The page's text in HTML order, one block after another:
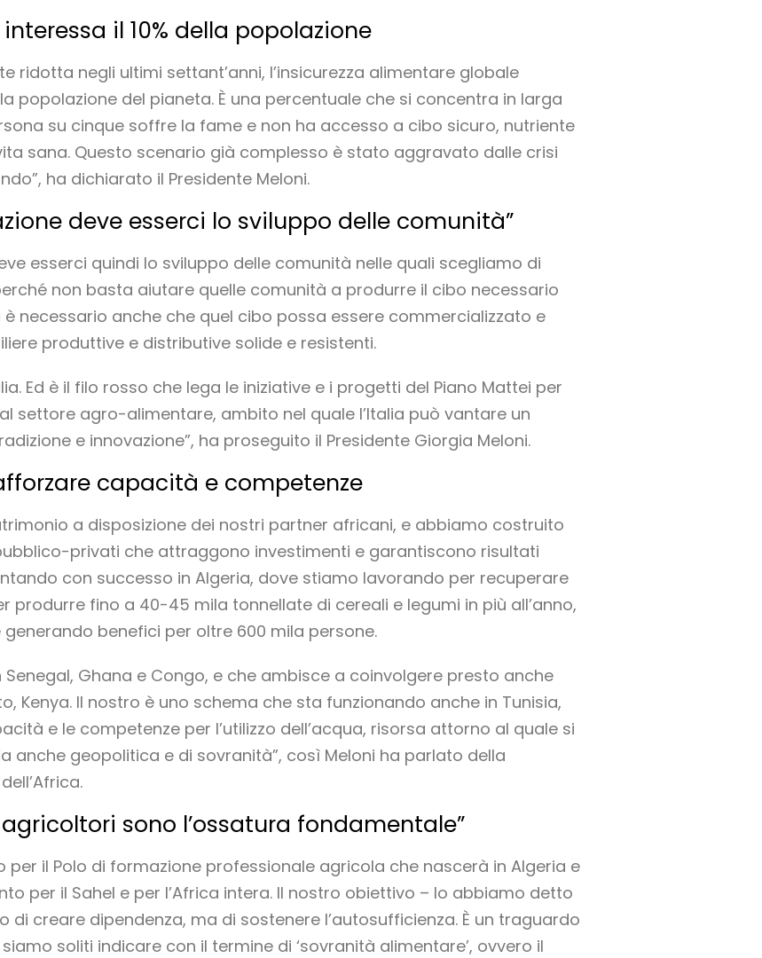
il 10% della popolazione
ridotta negli ultimi settant’anni, l’insicurezza alimentare globale
popolazione del pianeta. È una percentuale che si concentra in larga
su cinque soffre la fame e non ha accesso a cibo sicuro, nutriente
sana. Questo scenario già complesso è stato aggravato dalle crisi
ha dichiarato il Presidente Meloni.
deve esserci lo sviluppo delle comunità”
esserci quindi lo sviluppo delle comunità nelle quali scegliamo di
non basta aiutare quelle comunità a produrre il cibo necessario
necessario anche che quel cibo possa essere commercializzato e
produttive e distributive solide e resistenti.
Ed è il filo rosso che lega le iniziative e i progetti del Piano Mattei per
settore agro-alimentare, ambito nel quale l’Italia può vantare un
e innovazione”, ha proseguito il Presidente Giorgia Meloni.
capacità e competenze
a disposizione dei nostri partner africani, e abbiamo costruito
privati che attraggono investimenti e garantiscono risultati
con successo in Algeria, dove stiamo lavorando per recuperare
produrre fino a 40-45 mila tonnellate di cereali e legumi in più all’anno,
benefici per oltre 600 mila persone.
Ghana e Congo, e che ambisce a coinvolgere presto anche
Kenya. Il nostro è uno schema che sta funzionando anche in Tunisia,
e le competenze per l’utilizzo dell’acqua, risorsa attorno al quale si
anche geopolitica e di sovranità”, così Meloni ha parlato della
sono l’ossatura fondamentale”
il Polo di formazione professionale agricola che nascerà in Algeria e
per il Sahel e per l’Africa intera. Il nostro obiettivo – lo abbiamo detto
di creare dipendenza, ma di sostenere l’autosufficienza. È un traguardo
soliti indicare con il termine di ‘sovranità alimentare’, ovvero il